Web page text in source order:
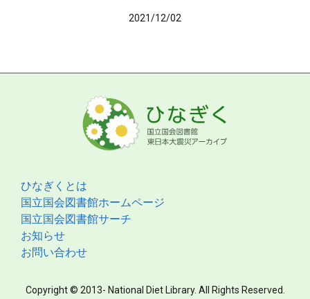
2021/12/02
ひなぎくとは
国立国会図書館ホームページ
国立国会図書館サーチ
お知らせ
お問い合わせ
Copyright © 2013- National Diet Library. All Rights Reserved.